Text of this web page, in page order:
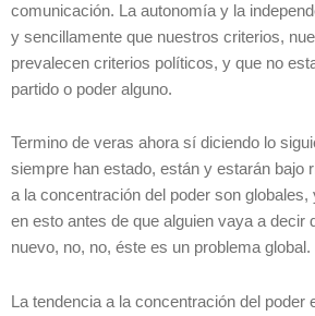
comunicación. La autonomía y la
y sencillamente que nuestros criterios,
prevalecen criterios políticos, y que no
partido o poder alguno.
Termino de veras ahora sí diciendo lo
siempre han estado, están y estarán bajo
a la concentración del poder son
en esto antes de que alguien vaya a decir
nuevo, no, no, éste es un problema global.
La tendencia a la concentración del poder